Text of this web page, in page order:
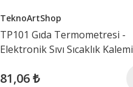
TeknoArtShop
TP101 Gıda Termometresi -
Elektronik Sıvı Sıcaklık Kalemi
81,06 ₺